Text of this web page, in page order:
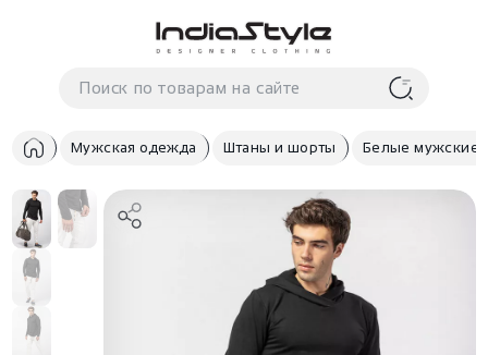
Корзина
В корзиненеттоваров
Корзина покупок пуста..
Мужская одежда Штаны и шорты Белые мужские